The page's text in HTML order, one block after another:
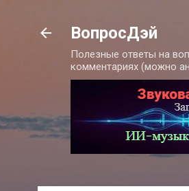
ВопросДэй
Полезные ответы на
комментариях (можно